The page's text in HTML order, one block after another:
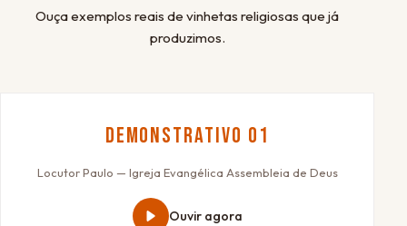
Ouça exemplos reais de vinhetas religiosas que já
produzimos.
Demonstrativo 01
Locutor Paulo — Igreja Evangélica Assembleia de Deus
Ouvir agora